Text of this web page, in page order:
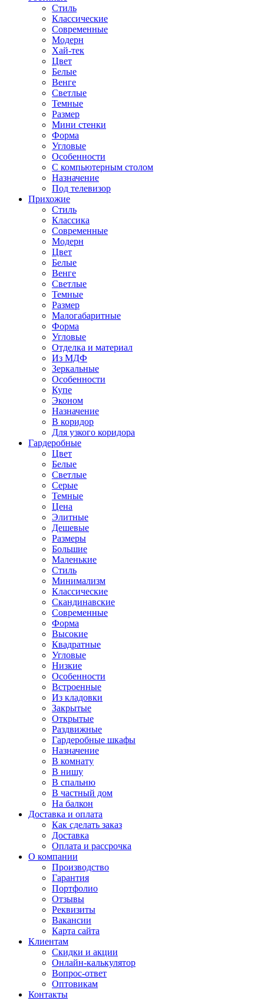
Стиль
Классические
Современные
Модерн
Хай-тек
Цвет
Белые
Венге
Светлые
Темные
Размер
Мини стенки
Форма
Угловые
Особенности
С компьютерным столом
Назначение
Под телевизор
Прихожие
Стиль
Классика
Современные
Модерн
Цвет
Белые
Венге
Светлые
Темные
Размер
Малогабаритные
Форма
Угловые
Отделка и материал
Из МДФ
Зеркальные
Особенности
Купе
Эконом
Назначение
В коридор
Для узкого коридора
Гардеробные
Цвет
Белые
Светлые
Серые
Темные
Цена
Элитные
Дешевые
Размеры
Большие
Маленькие
Стиль
Минимализм
Классические
Скандинавские
Современные
Форма
Высокие
Квадратные
Угловые
Низкие
Особенности
Встроенные
Из кладовки
Закрытые
Открытые
Раздвижные
Гардеробные шкафы
Назначение
В комнату
В нишу
В спальню
В частный дом
На балкон
Доставка и оплата
Как сделать заказ
Доставка
Оплата и рассрочка
О компании
Производство
Гарантия
Портфолио
Отзывы
Реквизиты
Вакансии
Карта сайта
Клиентам
Скидки и акции
Онлайн-калькулятор
Вопрос-ответ
Оптовикам
Контакты